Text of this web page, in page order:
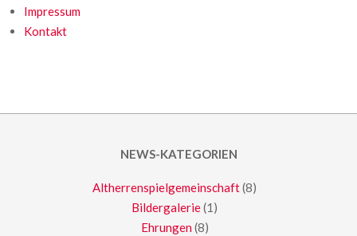
Impressum
Kontakt
NEWS-KATEGORIEN
Altherrenspielgemeinschaft(8)
Bildergalerie(1)
Ehrungen (8)